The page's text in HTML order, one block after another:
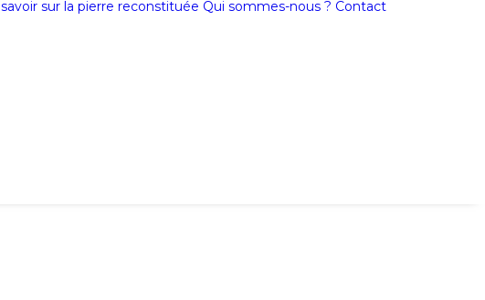
sur la pierre reconstituée Qui sommes-nous ? Contact